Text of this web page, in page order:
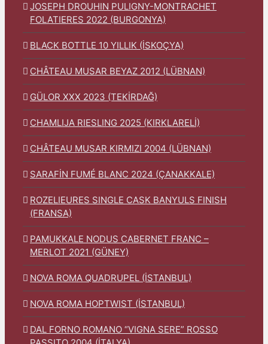
JOSEPH DROUHIN PULIGNY-MONTRACHET
FOLATIERES 2022 (BURGONYA)
BLACK BOTTLE 10 YILLIK (İSKOÇYA)
CHÂTEAU MUSAR BEYAZ 2012 (LÜBNAN)
GÜLOR XXX 2023 (TEKİRDAĞ)
CHAMLIJA RIESLING 2025 (KIRKLARELİ)
CHÂTEAU MUSAR KIRMIZI 2004 (LÜBNAN)
SARAFİN FUMÉ BLANC 2024 (ÇANAKKALE)
ROZELIEURES SINGLE CASK BANYULS FINISH
(FRANSA)
PAMUKKALE NODUS CABERNET FRANC –
MERLOT 2021 (GÜNEY)
NOVA ROMA QUADRUPEL (İSTANBUL)
NOVA ROMA HOPTWIST (İSTANBUL)
DAL FORNO ROMANO “VIGNA SERE” ROSSO